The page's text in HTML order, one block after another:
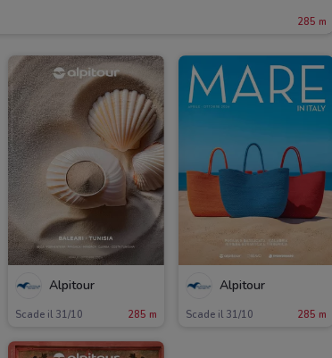
285 m
Alpitour
Scade il 31/10 285 m
Alpitour
Scade il 31/10 285 m